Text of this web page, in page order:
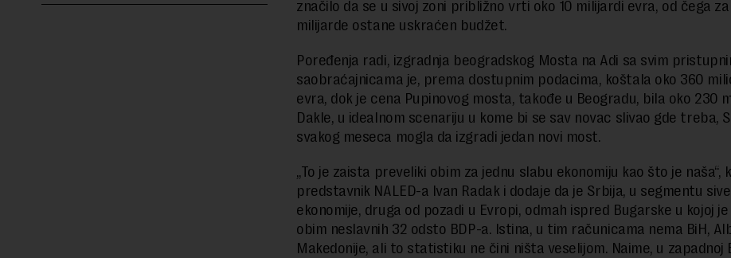
značilo da se u sivoj zoni približno vrti oko 10 milijardi evra, od čega
milijarde ostane uskraćen budžet.
Poređenja radi, izgradnja beogradskog Mosta na Adi sa svim
saobraćajnicama je, prema dostupnim podacima, koštala oko 360
evra, dok je cena Pupinovog mosta, takođe u Beogradu, bila oko 230
Dakle, u idealnom scenariju u kome bi se sav novac slivao gde treba,
svakog meseca mogla da izgradi jedan novi most.
„To je zaista preveliki obim za jednu slabu ekonomiju kao što je naša“,
predstavnik NALED-a Ivan Radak i dodaje da je Srbija, u segmentu sive
ekonomije, druga od pozadi u Evropi, odmah ispred Bugarske u kojoj je
obim neslavnih 32 odsto BDP-a. Istina, u tim računicama nema BiH,
Makedonije, ali to statistiku ne čini ništa veselijom. Naime, u zapadnoj